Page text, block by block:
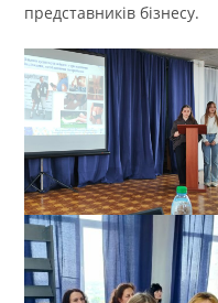
представників бізнесу.